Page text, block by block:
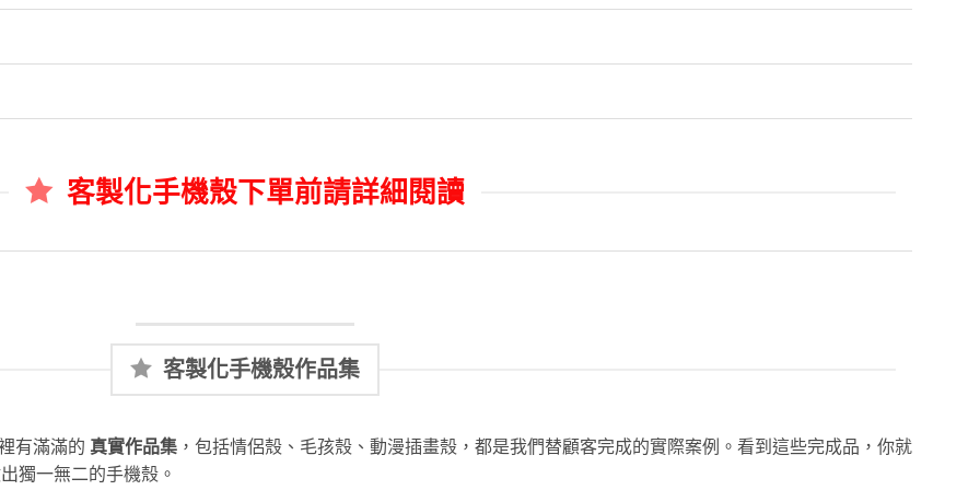
客製化手機殼下單前請詳細閱讀
客製化手機殼作品集
有滿滿的 真實作品集 ，包括情侶殼、毛孩殼、動漫插畫殼，都是我們替顧客完成的實際案例。看到這些完成品，你就
獨一無二的手機殼。